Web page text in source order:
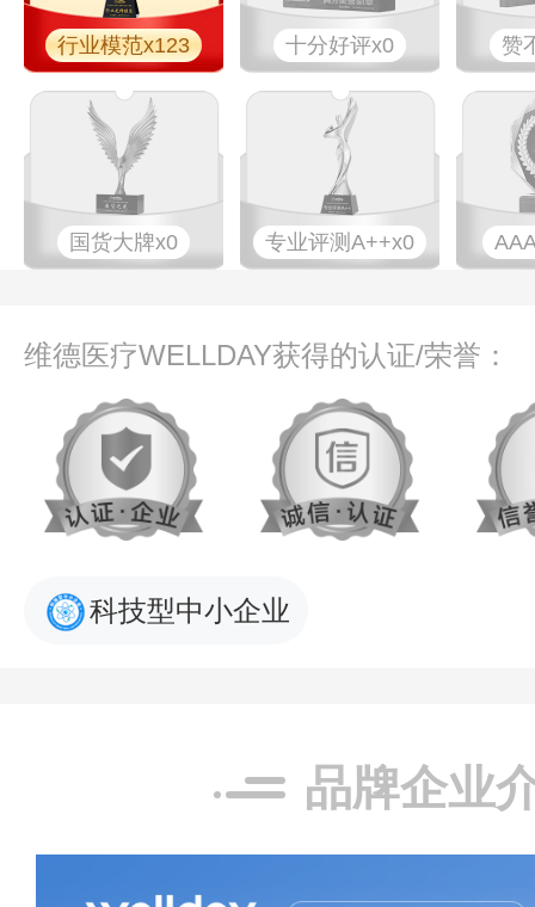
行业模范x123 十分好评x0 赞
国货大牌x0 专业​评测A++x0
维德医疗WELLDAY获得的认证/荣誉：
科技型中小企业
品牌企业